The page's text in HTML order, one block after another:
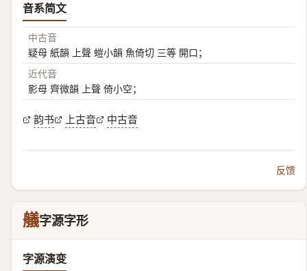
音系简文
中古音
疑母 紙韻 上聲 螘小韻 魚倚切 三等 開口；
近代音
影母 齊微韻 上聲 倚小空；
韵书 上古音 中古音
反馈
艤字源字形
字源演变